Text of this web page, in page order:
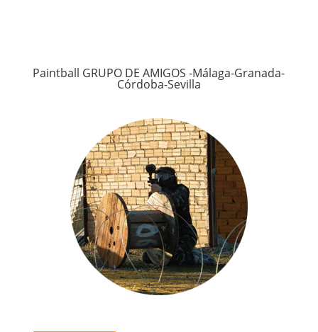
Paintball GRUPO DE AMIGOS -Málaga-Granada-
Córdoba-Sevilla